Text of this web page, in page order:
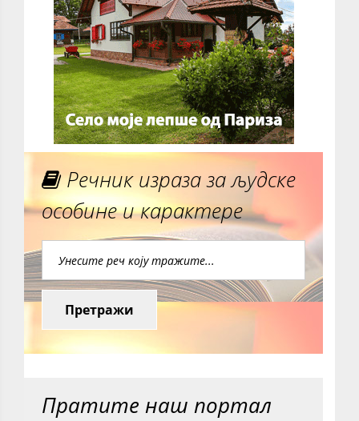
Речник израза за људске
особине и карактере
Претражи
Пратите наш портал